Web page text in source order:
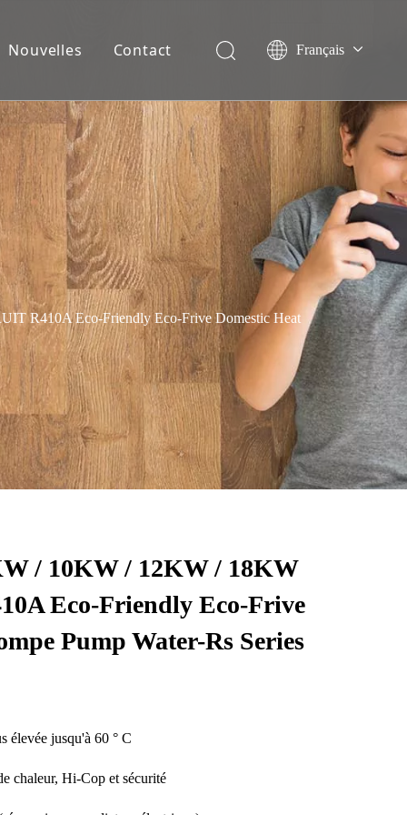
Nouvelles Contact Français
Español
Deutsch
Italiano
Nederlands
R410A Eco-Friendly Eco-Frive Domestic Heat
/ 10KW / 12KW / 18KW
Eco-Friendly Eco-Frive
Pump Water-Rs Series
élevée jusqu'à 60 ° C
chaleur, Hi-Cop et sécurité